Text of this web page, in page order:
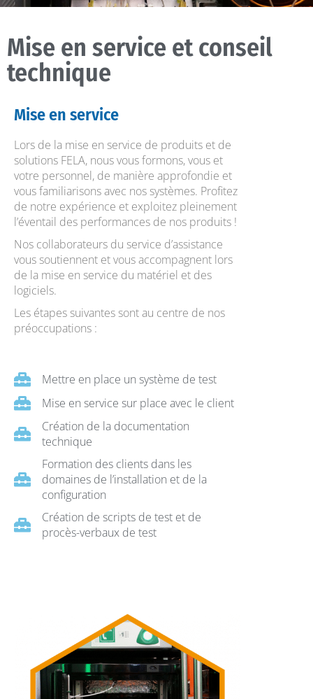
Mise en service et conseil
technique
Mise en service
Lors de la mise en service de produits et de
solutions FELA, nous vous formons, vous et
votre personnel, de manière approfondie et
vous familiarisons avec nos systèmes. Profitez
de notre expérience et exploitez pleinement
l’éventail des performances de nos produits !
Nos collaborateurs du service d’assistance
vous soutiennent et vous accompagnent lors
de la mise en service du matériel et des
logiciels.
Les étapes suivantes sont au centre de nos
préoccupations :
Mettre en place un système de test
Mise en service sur place avec le client
Création de la documentation
technique
Formation des clients dans les
domaines de l’installation et de la
configuration
Création de scripts de test et de
procès-verbaux de test